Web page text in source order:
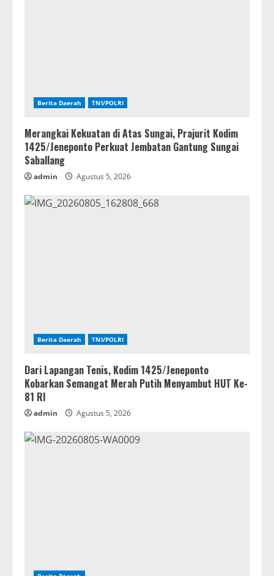
Berita Daerah TNI/POLRI
Merangkai Kekuatan di Atas Sungai, Prajurit Kodim
1425/Jeneponto Perkuat Jembatan Gantung Sungai
Saballang
admin Agustus 5, 2026
Berita Daerah TNI/POLRI
Dari Lapangan Tenis, Kodim 1425/Jeneponto
Kobarkan Semangat Merah Putih Menyambut HUT Ke-
81 RI
admin Agustus 5, 2026